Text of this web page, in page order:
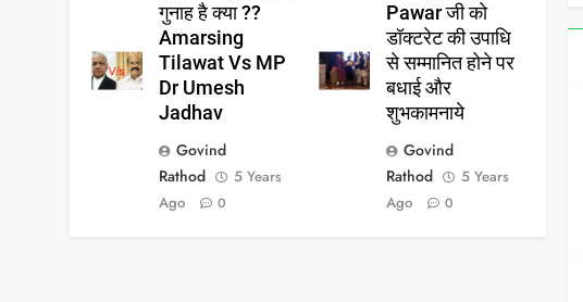
गुनाह है क्या ??
Amarsing
Tilawat Vs MP
Dr Umesh
Jadhav
Govind
Rathod
5 Years
Ago
0
Pawar जी को
डॉक्टरेट की उपाधि
से सम्मानित होने पर
बधाई और
शुभकामनाये
Govind
Rathod
5 Years
Ago
0